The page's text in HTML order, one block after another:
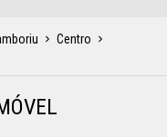
Centro